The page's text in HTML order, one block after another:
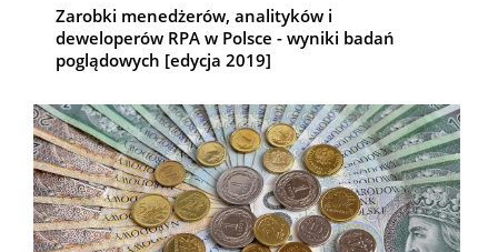
Zarobki menedżerów, analityków i
deweloperów RPA w Polsce - wyniki badań
poglądowych [edycja 2019]